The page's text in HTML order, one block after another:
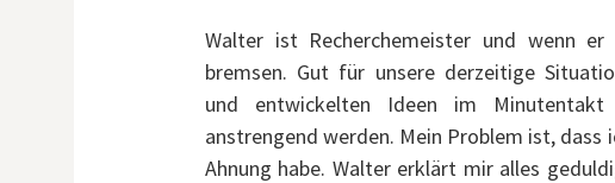
Walter ist Recherchemeister und wenn
bremsen. Gut für unsere derzeitige
und entwickelten Ideen im
anstrengend werden. Mein Problem ist, dass
Ahnung habe. Walter erklärt mir alles